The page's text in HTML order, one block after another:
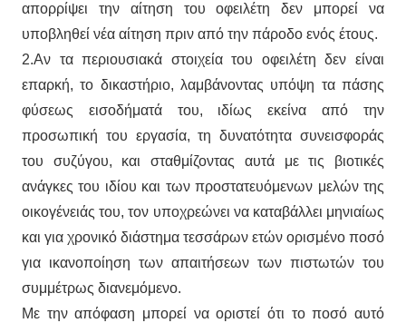
απορρίψει την αίτηση του οφειλέτη δεν μπορεί να
υποβληθεί νέα αίτηση πριν από την πάροδο ενός έτους.
2.Αν τα περιουσιακά στοιχεία του οφειλέτη δεν είναι
επαρκή, το δικαστήριο, λαμβάνοντας υπόψη τα πάσης
φύσεως εισοδήματά του, ιδίως εκείνα από την
προσωπική του εργασία, τη δυνατότητα συνεισφοράς
του συζύγου, και σταθμίζοντας αυτά με τις βιοτικές
ανάγκες του ιδίου και των προστατευόμενων μελών της
οικογένειάς του, τον υποχρεώνει να καταβάλλει μηνιαίως
και για χρονικό διάστημα τεσσάρων ετών ορισμένο ποσό
για ικανοποίηση των απαιτήσεων των πιστωτών του
συμμέτρως διανεμόμενο.
Με την απόφαση μπορεί να οριστεί ότι το ποσό αυτό